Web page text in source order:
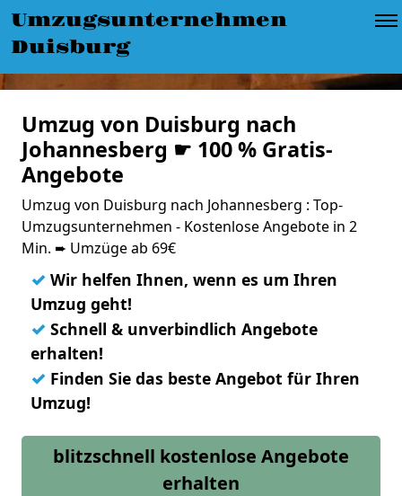
Umzugsunternehmen
Duisburg
Umzug von Duisburg nach
Johannesberg ☛ 100 % Gratis-
Angebote
Umzug von Duisburg nach Johannesberg : Top-
Umzugsunternehmen - Kostenlose Angebote in 2
Min. ➨ Umzüge ab 69€
✓ Wir helfen Ihnen, wenn es um Ihren
Umzug geht!
✓ Schnell & unverbindlich Angebote
erhalten!
✓ Finden Sie das beste Angebot für Ihren
Umzug!
blitzschnell kostenlose Angebote
erhalten